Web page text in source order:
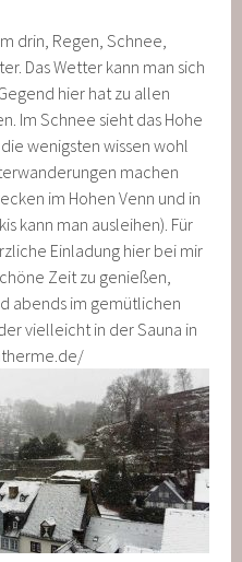
drin, Regen, Schnee,
Das Wetter kann man sich
hier hat zu allen
Im Schnee sieht das Hohe
wenigsten wissen wohl
machen
im Hohen Venn und in
kann man ausleihen). Für
Einladung hier bei mir
Zeit zu genießen,
abends im gemütlichen
vielleicht in der Sauna in